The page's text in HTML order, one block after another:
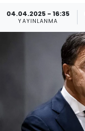
04.04.2025 - 16:35
YAYINLANMA